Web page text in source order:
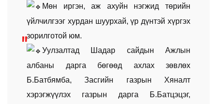
Мөн иргэн, аж ахуйн нэгжид төрийн
үйлчилгээг хурдан шуурхай, үр дүнтэй хүргэх
зорилготой юм.
Уулзалтад Шадар сайдын Ажлын
албаны дарга бөгөөд ахлах зөвлөх
Б.Батбямба, Засгийн газрын Хяналт
хэрэгжүүлэх газрын дарга Б.Батцэцэг,